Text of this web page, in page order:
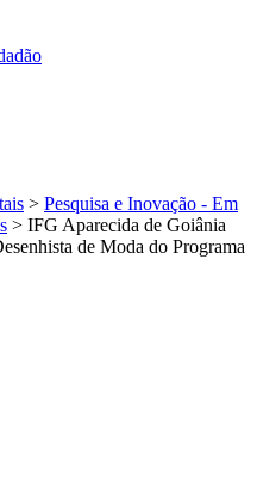
> Pesquisa e Inovação - Em
> IFG Aparecida de Goiânia
de Moda do Programa